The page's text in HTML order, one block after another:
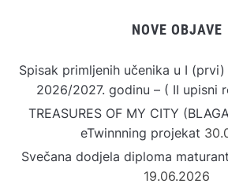
NOVE OBJAVE
Spisak primljenih učenika u I
2026/2027. godinu – ( II upisni
TREASURES OF MY CITY
eTwinnning projekat
Svečana dodjela diploma
19.06.2026